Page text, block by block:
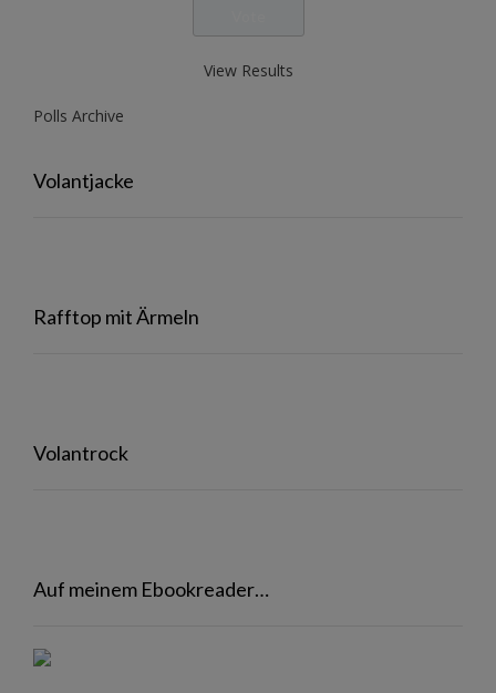
View Results
Polls Archive
Volantjacke
Rafftop mit Ärmeln
Volantrock
Auf meinem Ebookreader…